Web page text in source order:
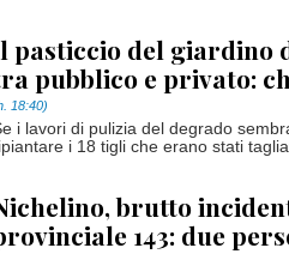
pasticcio del giardino
pubblico e privato:
18:40)
i lavori di pulizia del degrado
i 18 tigli che erano stati
brutto
143: due